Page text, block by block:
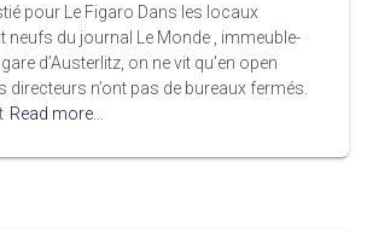
pour Le Figaro Dans les locaux
neufs du journal Le Monde , immeuble-
d’Austerlitz, on ne vit qu’en open
directeurs n’ont pas de bureaux fermés.
Read more…